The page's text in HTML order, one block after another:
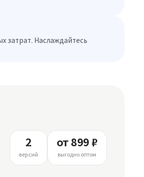
затрат. Наслаждайтесь
2
версий
от 899 ₽
выгодно оптом